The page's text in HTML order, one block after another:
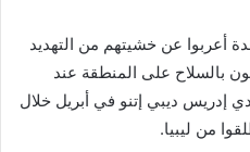
أعربوا عن خشيتهم من التهديد
بالسلاح على المنطقة عند
إدريس ديبي إتنو في أبريل خلال
من ليبيا.